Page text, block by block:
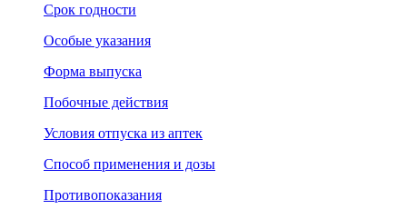
Срок годности
Особые указания
Форма выпуска
Побочные действия
Условия отпуска из аптек
Способ применения и дозы
Противопоказания